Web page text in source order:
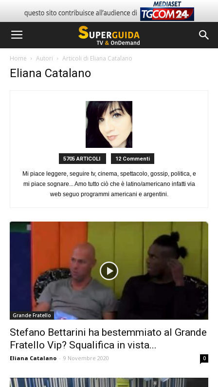
Home Autori Articoli di Eliana Catalano
Eliana Catalano
5705 ARTICOLI 12 Commenti
Mi piace leggere, seguire tv, cinema, spettacolo, gossip, politica, e
mi piace sognare... Amo tutto ciò che è latino/americano infatti via
web seguo programmi americani e argentini.
Grande Fratello
Stefano Bettarini ha bestemmiato al Grande
Fratello Vip? Squalifica in vista...
Eliana Catalano - 9 Novembre 2020 0